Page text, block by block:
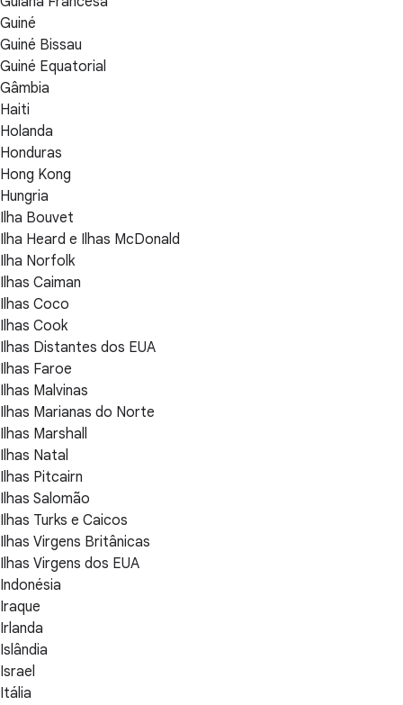
Guiné
Guiné Bissau
Guiné Equatorial
Gâmbia
Haiti
Holanda
Honduras
Hong Kong
Hungria
Ilha Bouvet
Ilha Heard e Ilhas McDonald
Ilha Norfolk
Ilhas Caiman
Ilhas Coco
Ilhas Cook
Ilhas Distantes dos EUA
Ilhas Faroe
Ilhas Malvinas
Ilhas Marianas do Norte
Ilhas Marshall
Ilhas Natal
Ilhas Pitcairn
Ilhas Salomão
Ilhas Turks e Caicos
Ilhas Virgens Britânicas
Ilhas Virgens dos EUA
Indonésia
Iraque
Irlanda
Islândia
Israel
Itália